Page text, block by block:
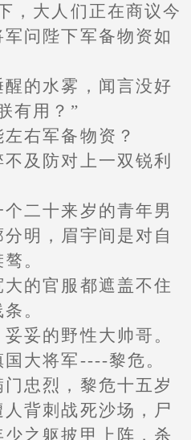
，大人们正在商议今
问陛下军备物资如
的水雾，闻言没好
有用？”
右军备物资？
及防对上一双锐利
二十来岁的青年男
明，眉宇间是对自
。
的官服都遮盖不住
。
妥的野性大帅哥。
大将军----黎危。
忠烈，黎危十五岁
背刺战死沙场，尸
之躯披甲上阵，杀